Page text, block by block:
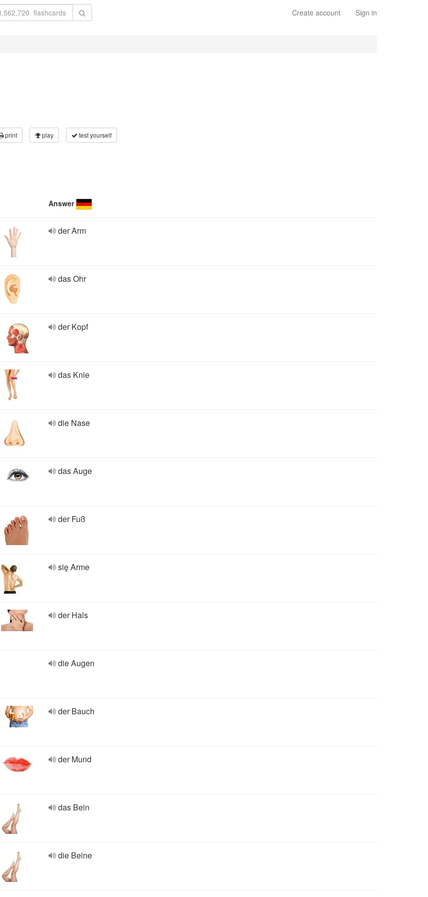
Create account Sign in
print play test yourself
Answer
der Arm
das Ohr
der Kopf
das Knie
die Nase
das Auge
der Fuß
się Arme
der Hals
die Augen
der Bauch
der Mund
das Bein
die Beine